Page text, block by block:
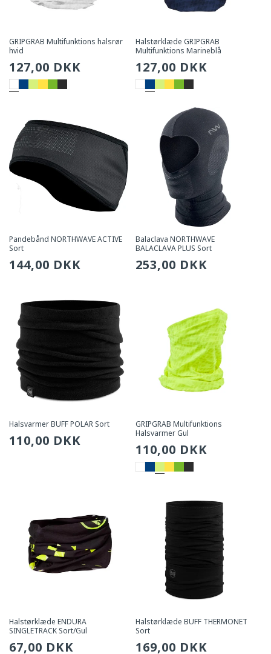
GRIPGRAB Multifunktions halsrør
hvid
Sædvanlig
pris
127,00 DKK
Halstørklæde GRIPGRAB
Multifunktions Marineblå
Sædvanlig
pris
127,00 DKK
Pandebånd NORTHWAVE ACTIVE
Sort
Sædvanlig
144,00 DKK
Balaclava NORTHWAVE
BALACLAVA PLUS Sort
Sædvanlig
253,00 DKK
Halsvarmer BUFF POLAR Sort
Sædvanlig
110,00 DKK
GRIPGRAB Multifunktions
Halsvarmer Gul
Sædvanlig
pris
110,00 DKK
Halstørklæde ENDURA
SINGLETRACK Sort/Gul
Sædvanlig
67,00 DKK
Halstørklæde BUFF THERMONET
Sort
Sædvanlig
169,00 DKK